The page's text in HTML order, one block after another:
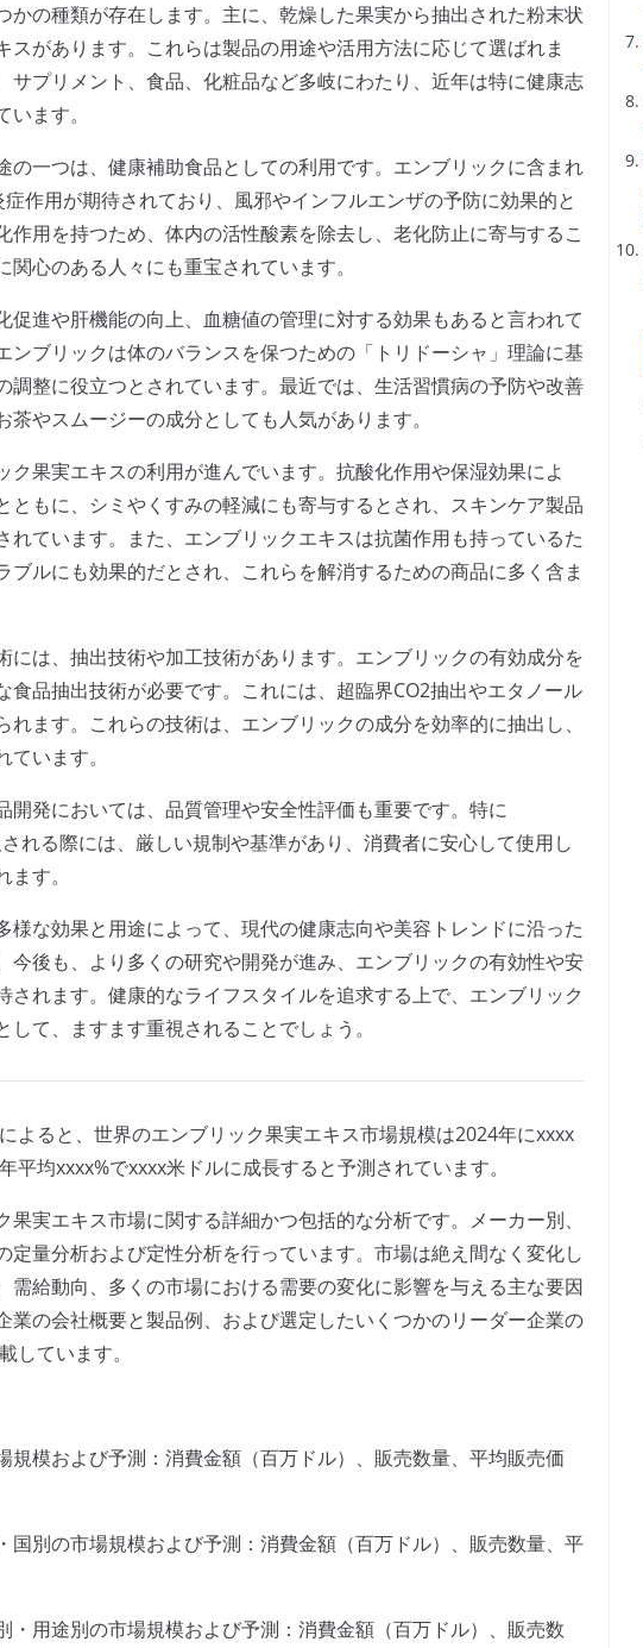
かの種類が存在します。主に、乾燥した果実から抽出された粉末状
があります。これらは製品の用途や活用方法に応じて選ばれま
サプリメント、食品、化粧品など多岐にわたり、近年は特に健康志
ます。
の一つは、健康補助食品としての利用です。エンブリックに含まれ
作用が期待されており、風邪やインフルエンザの予防に効果的と
作用を持つため、体内の活性酸素を除去し、老化防止に寄与するこ
心のある人々にも重宝されています。
促進や肝機能の向上、血糖値の管理に対する効果もあると言われて
ンブリックは体のバランスを保つための「トリドーシャ」理論に基
調整に役立つとされています。最近では、生活習慣病の予防や改善
やスムージーの成分としても人気があります。
ク果実エキスの利用が進んでいます。抗酸化作用や保湿効果によ
ともに、シミやくすみの軽減にも寄与するとされ、スキンケア製品
れています。また、エンブリックエキスは抗菌作用も持っているた
ルにも効果的だとされ、これらを解消するための商品に多く含ま
には、抽出技術や加工技術があります。エンブリックの有効成分を
食品抽出技術が必要です。これには、超臨界CO2抽出やエタノール
ます。これらの技術は、エンブリックの成分を効率的に抽出し、
います。
開発においては、品質管理や安全性評価も重要です。特に
れる際には、厳しい規制や基準があり、消費者に安心して使用し
す。
様な効果と用途によって、現代の健康志向や美容トレンドに沿った
今後も、より多くの研究や開発が進み、エンブリックの有効性や安
されます。健康的なライフスタイルを追求する上で、エンブリック
て、ますます重視されることでしょう。
よると、世界のエンブリック果実エキス市場規模は2024年にxxxx
平均xxxx%でxxxx米ドルに成長すると予測されています。
実エキス市場に関する詳細かつ包括的な分析です。メーカー別、
定量分析および定性分析を行っています。市場は絶え間なく変化し
需給動向、多くの市場における需要の変化に影響を与える主な要因
業の会社概要と製品例、および選定したいくつかのリーダー企業の
しています。
規模および予測：消費金額（百万ドル）、販売数量、平均販売価
国別の市場規模および予測：消費金額（百万ドル）、販売数量、平
・用途別の市場規模および予測：消費金額（百万ドル）、販売数